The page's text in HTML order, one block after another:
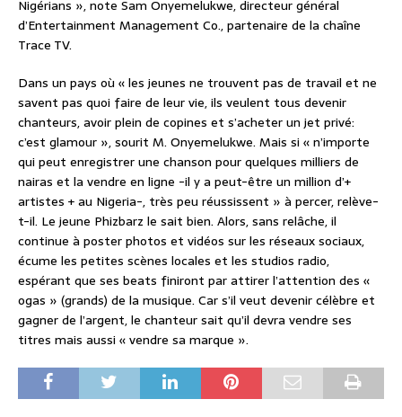
Nigérians », note Sam Onyemelukwe, directeur général
d’Entertainment Management Co., partenaire de la chaîne
Trace TV.
Dans un pays où « les jeunes ne trouvent pas de travail et ne
savent pas quoi faire de leur vie, ils veulent tous devenir
chanteurs, avoir plein de copines et s’acheter un jet privé:
c’est glamour », sourit M. Onyemelukwe. Mais si « n’importe
qui peut enregistrer une chanson pour quelques milliers de
nairas et la vendre en ligne -il y a peut-être un million d’+
artistes + au Nigeria-, très peu réussissent » à percer, relève-
t-il. Le jeune Phizbarz le sait bien. Alors, sans relâche, il
continue à poster photos et vidéos sur les réseaux sociaux,
écume les petites scènes locales et les studios radio,
espérant que ses beats finiront par attirer l’attention des «
ogas » (grands) de la musique. Car s’il veut devenir célèbre et
gagner de l’argent, le chanteur sait qu’il devra vendre ses
titres mais aussi « vendre sa marque ».